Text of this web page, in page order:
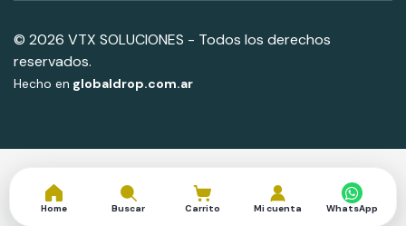
© 2026 VTX SOLUCIONES - Todos los derechos
reservados.
Hecho en globaldrop.com.ar
Home Buscar Carrito Mi cuenta